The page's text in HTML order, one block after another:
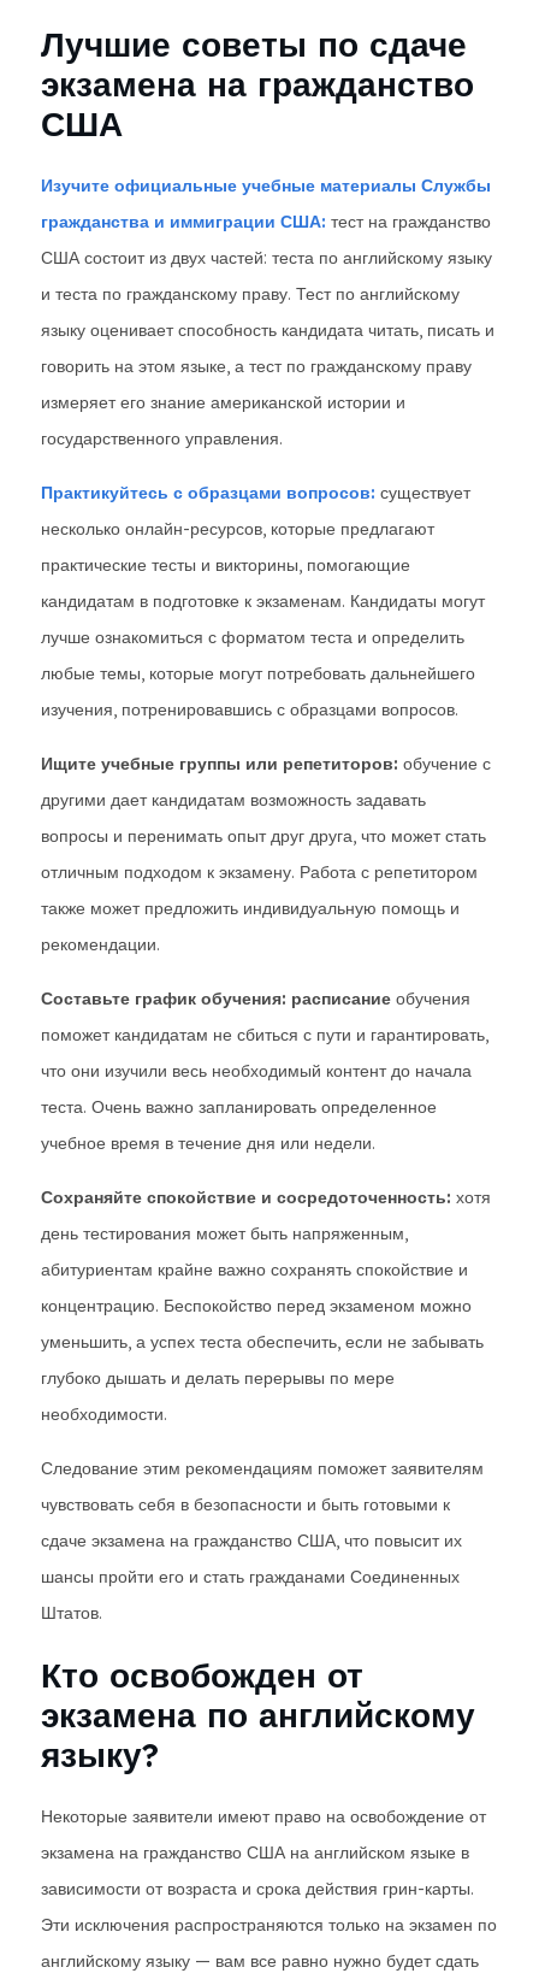
Лучшие советы по сдаче
экзамена на гражданство
США
Изучите официальные учебные материалы Службы
гражданства и иммиграции США: тест на гражданство
США состоит из двух частей: теста по английскому языку
и теста по гражданскому праву. Тест по английскому
языку оценивает способность кандидата читать, писать и
говорить на этом языке, а тест по гражданскому праву
измеряет его знание американской истории и
государственного управления.
Практикуйтесь с образцами вопросов: существует
несколько онлайн-ресурсов, которые предлагают
практические тесты и викторины, помогающие
кандидатам в подготовке к экзаменам. Кандидаты могут
лучше ознакомиться с форматом теста и определить
любые темы, которые могут потребовать дальнейшего
изучения, потренировавшись с образцами вопросов.
Ищите учебные группы или репетиторов: обучение с
другими дает кандидатам возможность задавать
вопросы и перенимать опыт друг друга, что может стать
отличным подходом к экзамену. Работа с репетитором
также может предложить индивидуальную помощь и
рекомендации.
Составьте график обучения: расписание обучения
поможет кандидатам не сбиться с пути и гарантировать,
что они изучили весь необходимый контент до начала
теста. Очень важно запланировать определенное
учебное время в течение дня или недели.
Сохраняйте спокойствие и сосредоточенность: хотя
день тестирования может быть напряженным,
абитуриентам крайне важно сохранять спокойствие и
концентрацию. Беспокойство перед экзаменом можно
уменьшить, а успех теста обеспечить, если не забывать
глубоко дышать и делать перерывы по мере
необходимости.
Следование этим рекомендациям поможет заявителям
чувствовать себя в безопасности и быть готовыми к
сдаче экзамена на гражданство США, что повысит их
шансы пройти его и стать гражданами Соединенных
Штатов.
Кто освобожден от
экзамена по английскому
языку?
Некоторые заявители имеют право на освобождение от
экзамена на гражданство США на английском языке в
зависимости от возраста и срока действия грин-карты.
Эти исключения распространяются только на экзамен по
английскому языку — вам все равно нужно будет сдать